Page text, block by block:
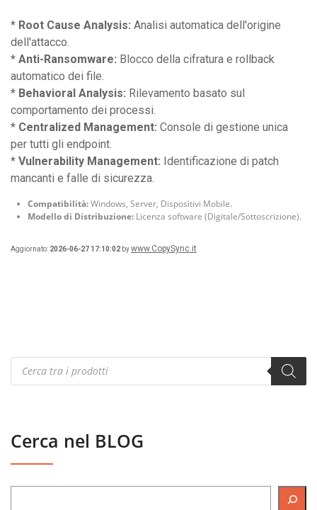
* Root Cause Analysis: Analisi automatica dell'origine
dell'attacco.
* Anti-Ransomware: Blocco della cifratura e rollback
automatico dei file.
* Behavioral Analysis: Rilevamento basato sul
comportamento dei processi.
* Centralized Management: Console di gestione unica
per tutti gli endpoint.
* Vulnerability Management: Identificazione di patch
mancanti e falle di sicurezza.
Compatibilità:Windows, Server, Dispositivi Mobile.
Modello di Distribuzione: Licenza software (Digitale/Sottoscrizione).
Aggiornato: 2026-06-27 17:10:02 bywww.CopySync.it
Products
search
Cerca nel BLOG